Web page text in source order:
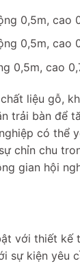
0,5m, cao
0,5m, cao
0,5m, cao
liệu gỗ,
trải bàn để
có thể
chỉn chu
gian hội
với thiết kế
sự kiện yêu